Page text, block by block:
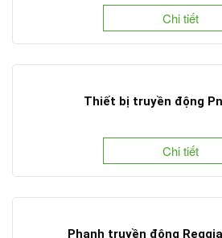
Chi tiết
Thiết bị truyền động
Chi tiết
Phanh truyền động